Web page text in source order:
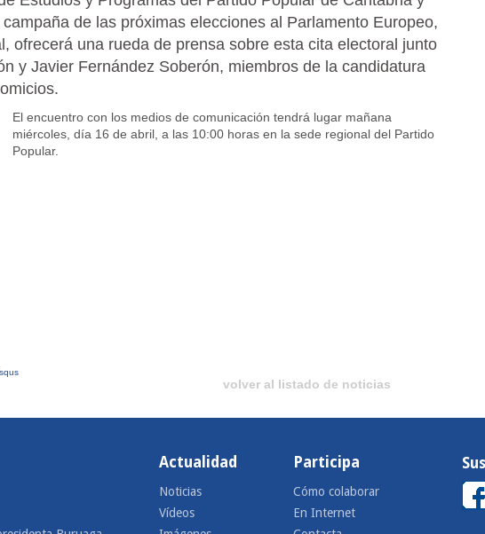
de las próximas elecciones al Parlamento Europeo,
ofrecerá una rueda de prensa sobre esta cita electoral junto
y Javier Fernández Soberón, miembros de la candidatura
El encuentro con los medios de comunicación tendrá lugar mañana
miércoles, día 16 de abril, a las 10:00 horas en la sede regional del Partido
Popular.
volver al listado de noticias
Actualidad
Noticias
Vídeos
Participa
Cómo colaborar
En Internet